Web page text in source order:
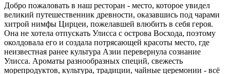
Добро пожаловать в наш ресторан - место, которое увидел
великий путешественник древности, оказавшись под чарами
хитрой нимфы Цирцеи, пожелавшей влюбить в себя героя.
Она не хотела отпускать Улисса с острова Восхода, поэтому
околдовала его и создала потрясающей красоты место, где
неизвестная ранее культура Азии перевернула сознание
Улисса. Ароматы разнообразных специй, свежесть
морепродуктов, культура, традиции, чайные церемонии - всё